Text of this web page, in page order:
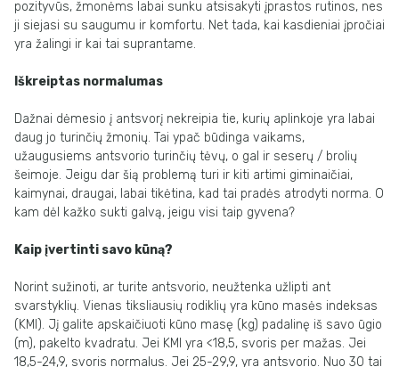
pozityvūs, žmonėms labai sunku atsisakyti įprastos rutinos, nes
ji siejasi su saugumu ir komfortu. Net tada, kai kasdieniai įpročiai
yra žalingi ir kai tai suprantame.
Iškreiptas normalumas
Dažnai dėmesio į antsvorį nekreipia tie, kurių aplinkoje yra labai
daug jo turinčių žmonių. Tai ypač būdinga vaikams,
užaugusiems antsvorio turinčių tėvų, o gal ir seserų / brolių
šeimoje. Jeigu dar šią problemą turi ir kiti artimi giminaičiai,
kaimynai, draugai, labai tikėtina, kad tai pradės atrodyti norma. O
kam dėl kažko sukti galvą, jeigu visi taip gyvena?
Kaip įvertinti savo kūną?
Norint sužinoti, ar turite antsvorio, neužtenka užlipti ant
svarstyklių. Vienas tiksliausių rodiklių yra kūno masės indeksas
(KMI). Jį galite apskaičiuoti kūno masę (kg) padalinę iš savo ūgio
(m), pakelto kvadratu. Jei KMI yra <18,5, svoris per mažas. Jei
18,5-24,9, svoris normalus. Jei 25-29,9, yra antsvorio. Nuo 30 tai